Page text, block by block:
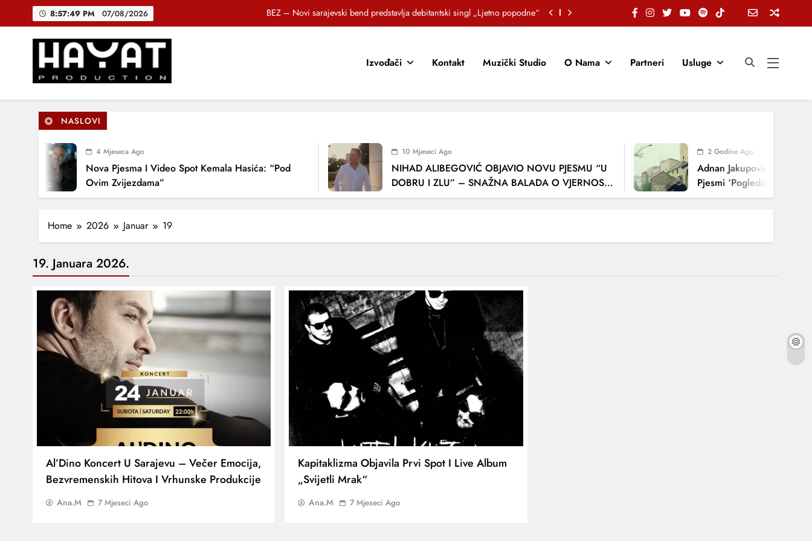
8:57:49 PM 07/08/2026
BEZ – Novi sarajevski bend predstavlja debitantski singl „Ljetno popodne“
DJEČIJI HOR SUNCOKRETI KROZ PJESMU POZVALI MALIŠANE NA DOBRE NAVIKE
DJEČIJI HOR SUNCOKRETI KROZ PJESMU POZVALI MALIŠANE NA DOBRE NAVIKE
Hayat Production
Promocija domaće muzike
Izvođači Kontakt Muzički Studio O Nama Partneri Usluge
NASLOVI
4 Mjeseca Ago
Nova Pjesma I Video Spot Kemala Hasića: “Pod
Ovim Zvijezdama”
10 Mjeseci Ago
NIHAD ALIBEGOVIĆ OBJAVIO NOVU PJESMU “U
DOBRU I ZLU” – SNAŽNA BALADA O VJERNOSTI,
LJUBAVI I VREMENU KOJE NAS MIJENJA
2 Godine Ago
Adnan Jakupović Donosi
Pjesmi ‘Pogledaj Me’
Home 2026 Januar 19
19. Januara 2026.
Al’Dino Koncert U Sarajevu – Večer Emocija,
Bezvremenskih Hitova I Vrhunske Produkcije
Ana.M 7 Mjeseci Ago
Kapitaklizma Objavila Prvi Spot I Live Album
„Svijetli Mrak“
Ana.M 7 Mjeseci Ago